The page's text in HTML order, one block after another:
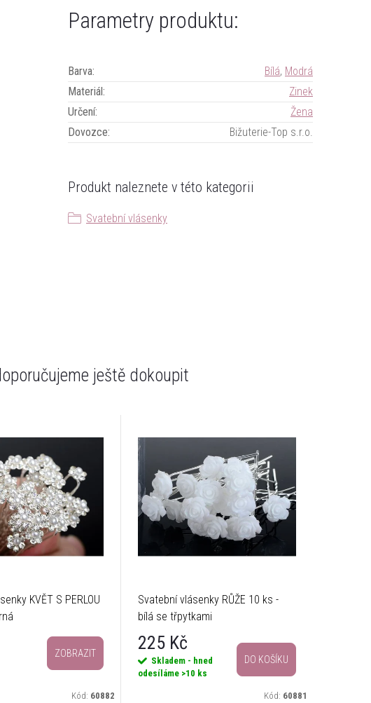
Parametry produktu:
Barva: Bílá, Modrá
Materiál:
Zinek
Určení:
Žena
Dovozce: Bižuterie-Top s.r.o.
Produkt naleznete v této kategorii
Svatební vlásenky
ještě dokoupit
KVĚT S PERLOU
ZOBRAZIT
Kód: 60882
Svatební vlásenky RŮŽE 10 ks -
bílá se třpytkami
225 Kč
Skladem - hned
odesíláme >10 ks
DO KOŠÍKU
Kód: 60881